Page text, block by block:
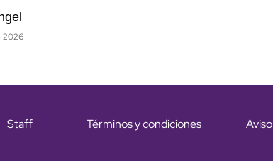
2026
Staff Términos y condiciones